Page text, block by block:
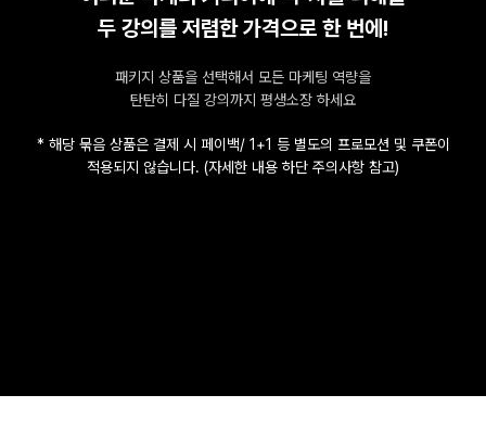
두 강의를 저렴한 가격으로 한 번에!
패키지 상품을 선택해서 모든 마케팅 역량을
탄탄히 다질 강의까지 평생소장 하세요
* 해당 묶음 상품은 결제 시 페이백/ 1+1 등 별도의 프로모션 및 쿠폰이
적용되지 않습니다. (자세한 내용 하단 주의사항 참고)